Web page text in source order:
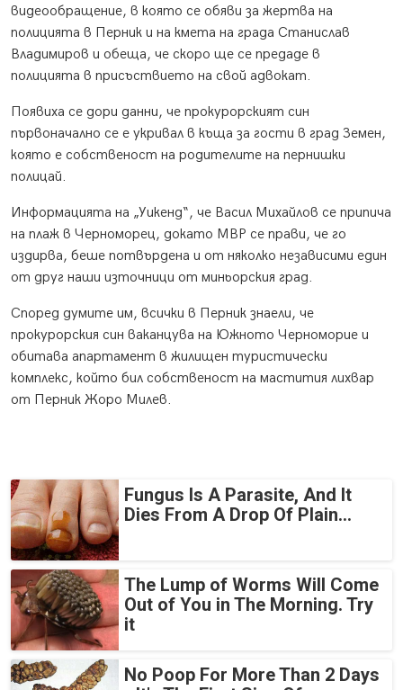
видеообращение, в която се обяви за жертва на
полицията в Перник и на кмета на града Станислав
Владимиров и обеща, че скоро ще се предаде в
полицията в присъствието на свой адвокат.
Появиха се дори данни, че прокурорският син
първоначално се е укривал в къща за гости в град Земен,
която е собственост на родителите на пернишки
полицай.
Информацията на „Уикенд“, че Васил Михайлов се припича
на плаж в Черноморец, докато МВР се прави, че го
издирва, беше потвърдена и от няколко независими един
от друг наши източници от миньорския град.
Според думите им, всички в Перник знаели, че
прокурорския син ваканцува на Южното Черноморие и
обитава апартамент в жилищен туристически
комплекс, който бил собственост на мастития лихвар
от Перник Жоро Милев.
Fungus Is A Parasite, And It
Dies From A Drop Of Plain...
The Lump of Worms Will Come
Out of You in The Morning. Try
it
No Poop For More Than 2 Days